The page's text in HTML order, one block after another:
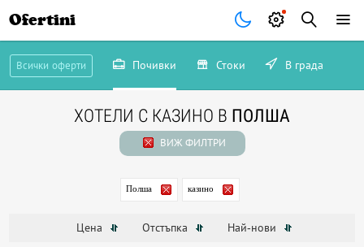
Ofertini
Всички оферти Почивки Стоки В града
ХОТЕЛИ С КАЗИНО В ПОЛША
ВИЖ ФИЛТРИ
Полша казино
Цена Отстъпка Най-нови